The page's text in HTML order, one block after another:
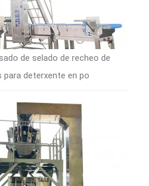
de selado de recheo de
deterxente en po